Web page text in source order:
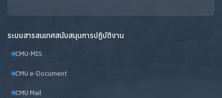
ระบบสารสนเทศสนับสนุนการปฏิบัติงาน
CMU-MIS
CMU e-Document
CMU Mail